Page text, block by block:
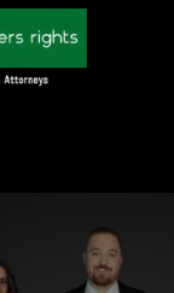
951-339-3826